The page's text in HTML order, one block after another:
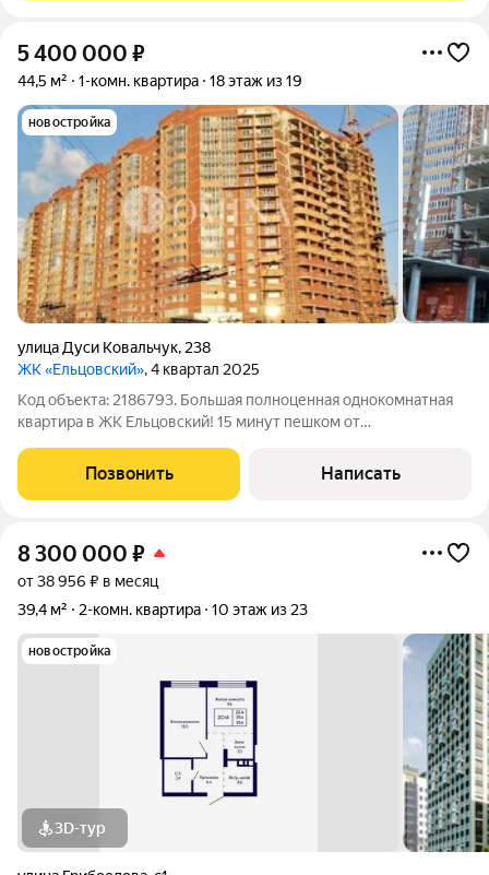
5 400 000 ₽
44,5 м² 1-комн. квартира 18 этаж из 19
новостройка
улица Дуси Ковальчук, 238
ЖК «Ельцовский», 4 квартал 2025
Код объекта: 2186793. Большая полноценная однокомнатная
квартира в ЖК Ельцовский! 15 минут пешком от
Ковальчук и Нарымская. Квартира в строящейся секции 18,19
сдается в след году. Дом
Позвонить Написать
8 300 000 ₽
от 38 956 ₽ в месяц
39,4 м²
2-комн. квартира 10 этаж из 23
новостройка
3D-тур